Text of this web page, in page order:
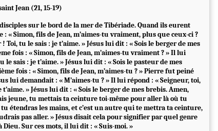
Jean (21, 15-19)
sur le bord de la mer de Tibériade. Quand ils eurent
: « Simon, fils de Jean, m’aimes-tu vraiment, plus que ceux-ci ?
Toi, tu le sais : je t’aime. » Jésus lui dit : « Sois le berger de mes
fois : « Simon, fils de Jean, m’aimes-tu vraiment ? » Il lui
le sais : je t’aime. » Jésus lui dit : « Sois le pasteur de mes
fois : « Simon, fils de Jean, m’aimes-tu ? » Pierre fut peiné
lui demandait : « M’aimes-tu ? » Il lui répond : « Seigneur, toi,
» Jésus lui dit : « Sois le berger de mes brebis. Amen,
jeune, tu mettais ta ceinture toi-même pour aller là où tu
étendras les mains, et c’est un autre qui te mettra ta ceinture,
pas aller. » Jésus disait cela pour signifier par quel genre
Sur ces mots, il lui dit : « Suis-moi. »